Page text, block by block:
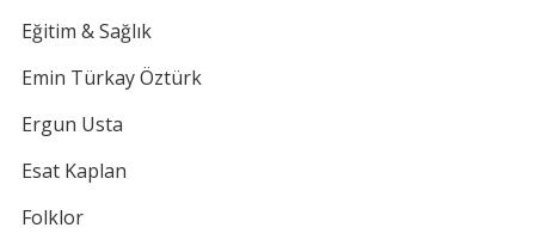
Eğitim & Sağlık
Emin Türkay Öztürk
Ergun Usta
Esat Kaplan
Folklor